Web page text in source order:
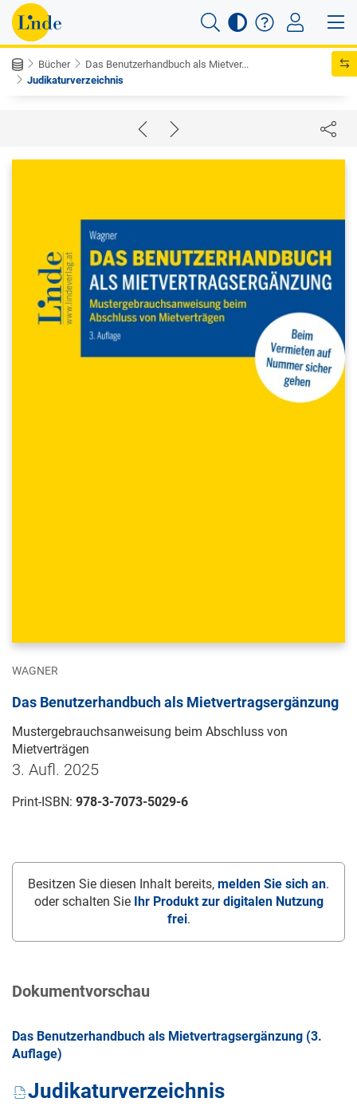
Bücher
Das Benutzerhandbuch als Mietver...
Judikaturverzeichnis
WAGNER
Das Benutzerhandbuch als Mietvertragsergänzung
Mustergebrauchsanweisung beim Abschluss von
Mietverträgen
3. Aufl. 2025
Print-ISBN: 978-3-7073-5029-6
Besitzen Sie diesen Inhalt bereits, melden Sie sich an.
oder schalten Sie Ihr Produkt zur digitalen Nutzung
frei.
Dokumentvorschau
Das Benutzerhandbuch als Mietvertragsergänzung (3.
Auflage)
Judikaturverzeichnis